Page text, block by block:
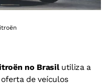
no Brasilutiliza a
de veículos